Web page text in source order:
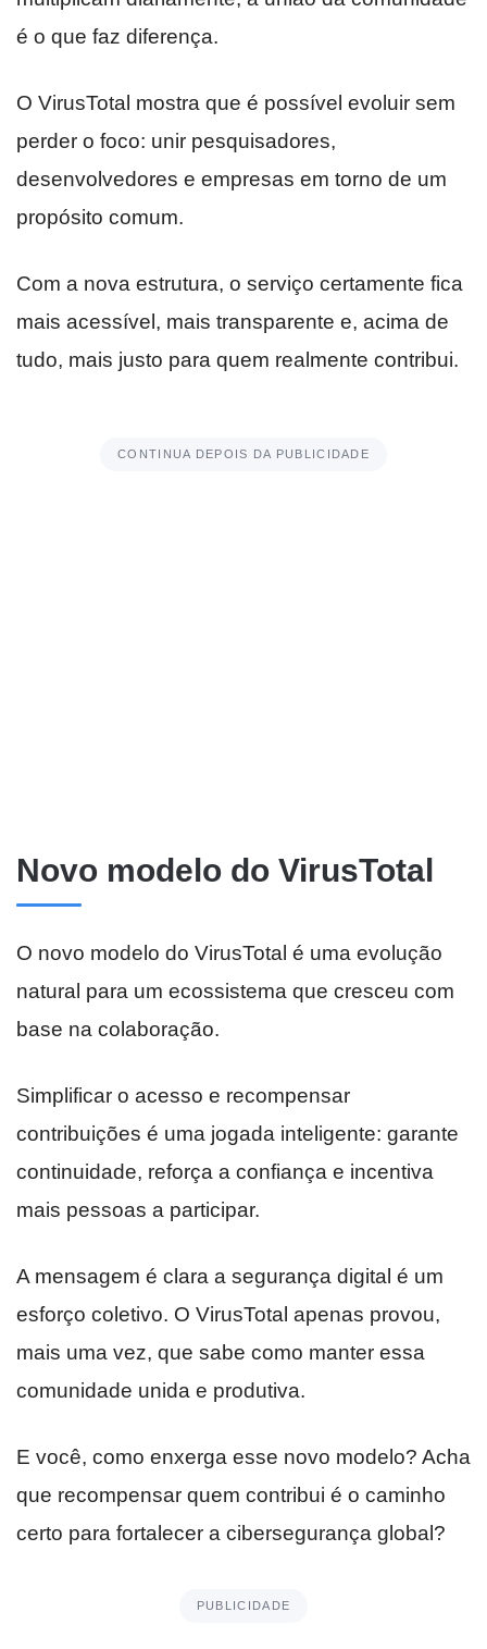
é o que faz diferença.
O VirusTotal mostra que é possível evoluir sem
perder o foco: unir pesquisadores,
desenvolvedores e empresas em torno de um
propósito comum.
Com a nova estrutura, o serviço certamente fica
mais acessível, mais transparente e, acima de
tudo, mais justo para quem realmente contribui.
CONTINUA DEPOIS DA PUBLICIDADE
Novo modelo do VirusTotal
O novo modelo do VirusTotal é uma evolução
natural para um ecossistema que cresceu com
base na colaboração.
Simplificar o acesso e recompensar
contribuições é uma jogada inteligente: garante
continuidade, reforça a confiança e incentiva
mais pessoas a participar.
A mensagem é clara a segurança digital é um
esforço coletivo. O VirusTotal apenas provou,
mais uma vez, que sabe como manter essa
comunidade unida e produtiva.
E você, como enxerga esse novo modelo? Acha
que recompensar quem contribui é o caminho
certo para fortalecer a cibersegurança global?
PUBLICIDADE